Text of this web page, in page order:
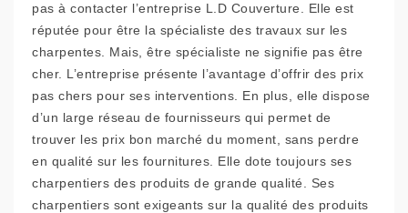
pas à contacter l’entreprise L.D Couverture. Elle est
réputée pour être la spécialiste des travaux sur les
charpentes. Mais, être spécialiste ne signifie pas être
cher. L’entreprise présente l’avantage d’offrir des prix
pas chers pour ses interventions. En plus, elle dispose
d’un large réseau de fournisseurs qui permet de
trouver les prix bon marché du moment, sans perdre
en qualité sur les fournitures. Elle dote toujours ses
charpentiers des produits de grande qualité. Ses
charpentiers sont exigeants sur la qualité des produits